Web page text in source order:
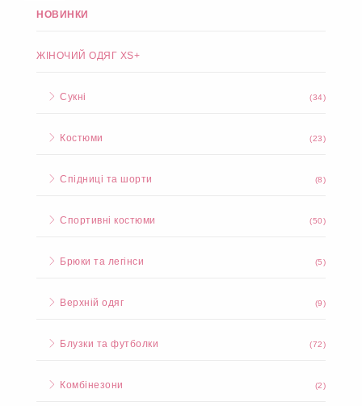
НОВИНКИ
ЖІНОЧИЙ ОДЯГ XS+
Сукні (34)
Костюми (23)
Спідниці та шорти (8)
Спортивні костюми (50)
Брюки та легінси (5)
Верхній одяг (9)
Блузки та футболки (72)
Комбінезони (2)